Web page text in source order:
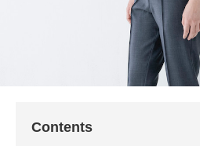
Contents